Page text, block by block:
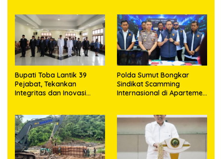
Masa Depan!
Bupati Toba Lantik 39
Pejabat, Tekankan
Integritas dan Inovasi
Polda Sumut Bongkar
Sindikat Scamming
Internasional di Apartemen